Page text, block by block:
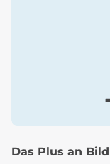
Das Plus an